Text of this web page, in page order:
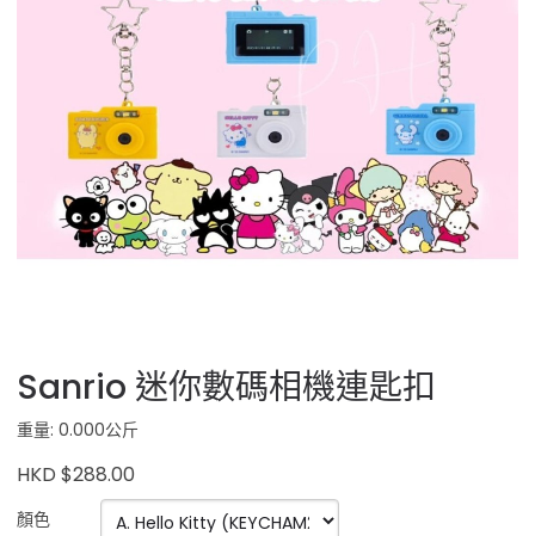
Sanrio 迷你數碼相機連匙扣
重量: 0.000公斤
HKD $288.00
顏色